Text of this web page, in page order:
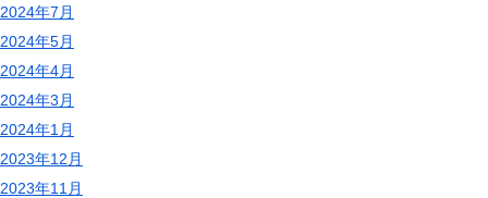
2024年7月
2024年5月
2024年4月
2024年3月
2024年1月
2023年12月
2023年11月